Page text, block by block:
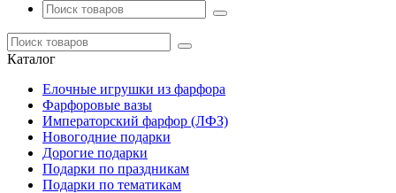
Каталог
Елочные игрушки из фарфора
Фарфоровые вазы
Императорский фарфор (ЛФЗ)
Новогодние подарки
Дорогие подарки
Подарки по праздникам
Подарки по тематикам